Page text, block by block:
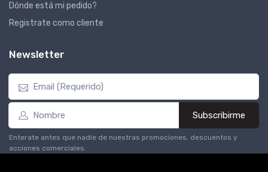
Dónde está mi pedido?
Registrate como cliente
Newsletter
Subscribirme
Enterate antes que nadie de nuestras promociones, descuentos y
acciones comerciales.